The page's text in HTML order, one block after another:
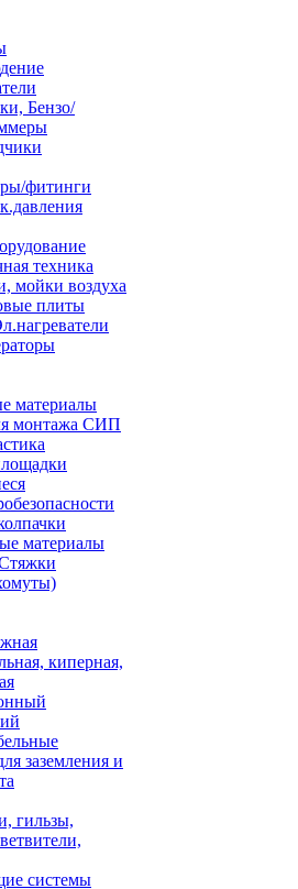
Бензо/
фитинги
техника
мойки воздуха
плиты
материалы
монтажа СИП
материалы
киперная,
заземления и
гильзы,
системы